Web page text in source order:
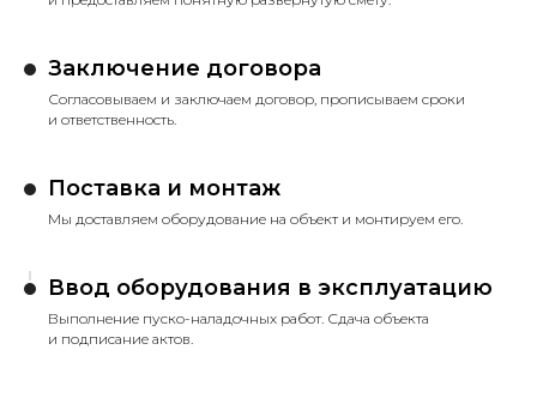
Заключение договора
Согласовываем и заключаем договор, прописываем сроки
и ответственность.
Поставка и монтаж
Мы доставляем оборудование на объект и монтируем его.
Ввод оборудования в эксплуатацию
Выполнение пуско-наладочных работ. Сдача объекта
и подписание актов.